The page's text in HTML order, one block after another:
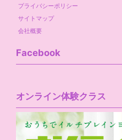
プライバシーポリシー
サイトマップ
会社概要
Facebook
オンライン体験クラス